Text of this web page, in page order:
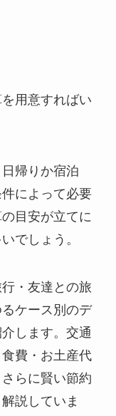
用意すればい
帰りか宿泊
によって必要
目安が立てに
でしょう。
・友達との旅
ケース別のデ
します。交通
費・お土産代
らに賢い節約
説していま